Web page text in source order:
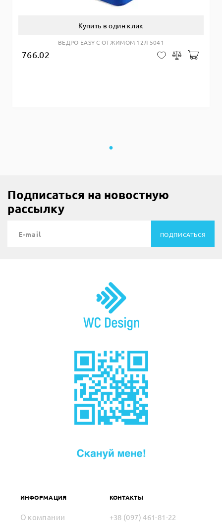
Купить в один клик
ВЕДРО EASY С ОТЖИМОМ 12Л 5041
766.02 В закладки
Сравнить
Подписаться на новостную
рассылку
ПОДПИСАТЬСЯ
ИНФОРМАЦИЯ
О компании
КОНТАКТЫ
+38 (097) 461-81-22